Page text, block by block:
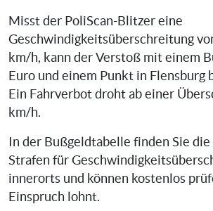
Misst der PoliScan-Blitzer eine
Geschwindigkeitsüberschreitung
km/h, kann der Verstoß mit einem
Euro und einem Punkt in Flensburg
Ein Fahrverbot droht ab einer
km/h.
In der Bußgeldtabelle finden Sie
Strafen für
innerorts und können kostenlos
Einspruch lohnt.